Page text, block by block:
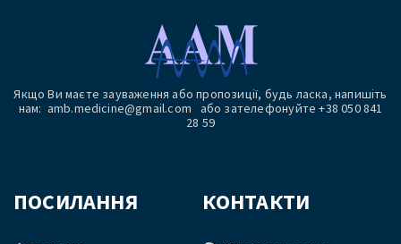
Якщо Ви маєте зауваження або пропозиції, будь ласка, напишіть
нам: amb.medicine@gmail.com або зателефонуйте +38 050 841
28 59
ПОСИЛАННЯ КОНТАКТИ